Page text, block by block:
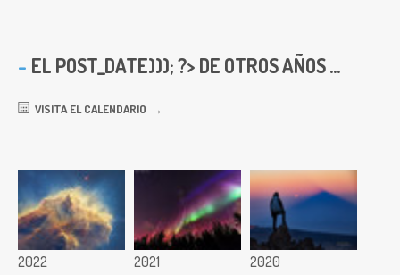
EL POST_DATE))); ?> DE OTROS AÑOS ...
VISITA EL CALENDARIO
2022 2021 2020